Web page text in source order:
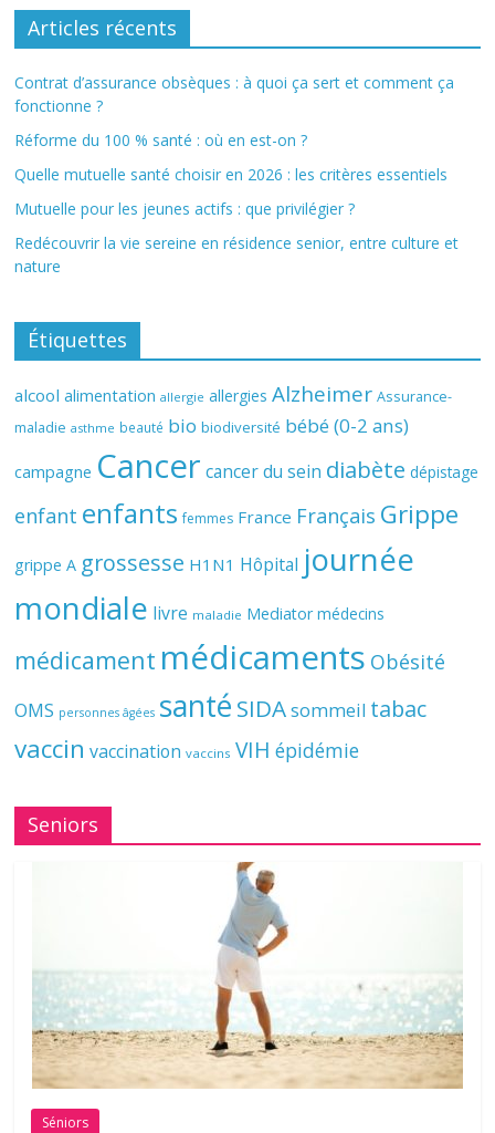
Articles récents
Contrat d’assurance obsèques : à quoi ça sert et comment ça
fonctionne ?
Réforme du 100 % santé : où en est-on ?
Quelle mutuelle santé choisir en 2026 : les critères essentiels
Mutuelle pour les jeunes actifs : que privilégier ?
Redécouvrir la vie sereine en résidence senior, entre culture et
nature
Étiquettes
alcool alimentation allergie allergies Alzheimer Assurance-
maladie asthme beauté bio biodiversité bébé (0-2 ans)
campagne Cancer cancer du sein diabète dépistage
enfant enfants femmes France Français Grippe
grippe A grossesse H1N1 Hôpital journée
mondiale livre maladie Mediator médecins
médicament médicaments Obésité
OMS personnes âgées santé SIDAsommeil tabac
vaccin vaccination vaccins VIH épidémie
Seniors
Séniors